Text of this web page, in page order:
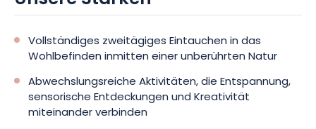
Vollständiges zweitägiges Eintauchen in das
Wohlbefinden inmitten einer unberührten Natur
Abwechslungsreiche Aktivitäten, die Entspannung,
sensorische Entdeckungen und Kreativität
miteinander verbinden